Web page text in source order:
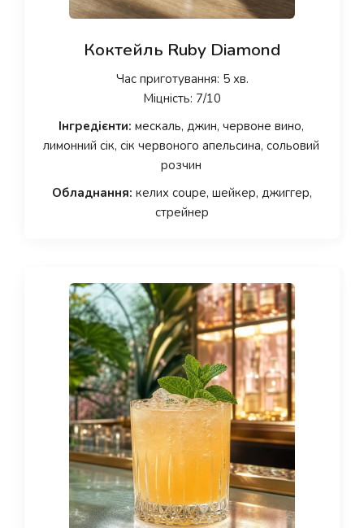
Коктейль Ruby Diamond
Час приготування: 5 хв.
Міцність: 7/10
Інгредієнти: мескаль, джин, червоне вино,
лимонний сік, сік червоного апельсина, сольовий
розчин
Обладнання: келих coupe, шейкер, джиггер,
стрейнер